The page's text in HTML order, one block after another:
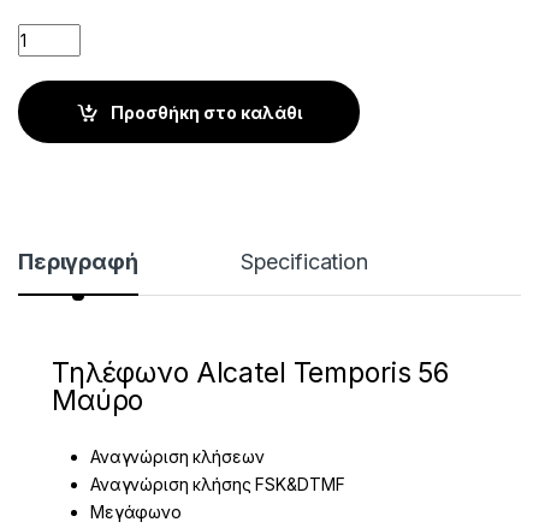
Quantity
Προσθήκη στο καλάθι
Περιγραφή Specification
Τηλέφωνο Alcatel Temporis 56
Μαύρο
Αναγνώριση κλήσεων
Αναγνώριση κλήσης FSK&DTMF
Μεγάφωνο